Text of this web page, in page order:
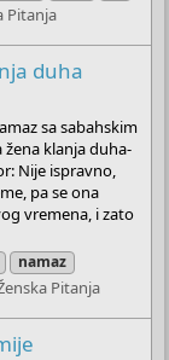
Pitanja
duha
sa sabahskim
žena klanja duha-
Nije ispravno,
pa se ona
vremena, i zato
namaz
Pitanja